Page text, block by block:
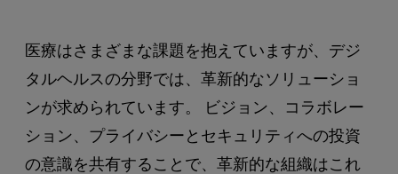
医療はさまざまな課題を抱えていますが、デジ
タルヘルスの分野では、革新的なソリューショ
ンが求められています。 ビジョン、コラボレー
ション、プライバシーとセキュリティへの投資
の意識を共有することで、革新的な組織はこれ